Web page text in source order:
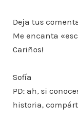
Deja tus
Me encanta
Cariños!
Sofía
PD: ah, si
historia,